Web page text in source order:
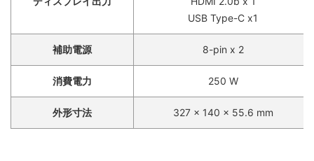
USB Type-C x1
補助電源 8-pin x 2
消費電力 250 W
外形寸法 327 x 140 x 55.6 mm